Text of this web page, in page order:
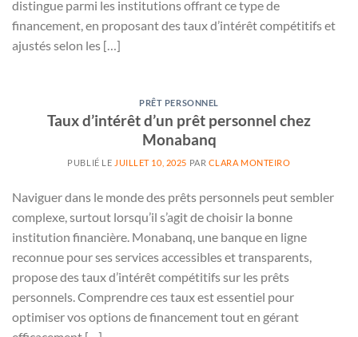
distingue parmi les institutions offrant ce type de
financement, en proposant des taux d’intérêt compétitifs et
ajustés selon les […]
PRÊT PERSONNEL
Taux d’intérêt d’un prêt personnel chez
Monabanq
PUBLIÉ LE JUILLET 10, 2025 PAR CLARA MONTEIRO
Naviguer dans le monde des prêts personnels peut sembler
complexe, surtout lorsqu’il s’agit de choisir la bonne
institution financière. Monabanq, une banque en ligne
reconnue pour ses services accessibles et transparents,
propose des taux d’intérêt compétitifs sur les prêts
personnels. Comprendre ces taux est essentiel pour
optimiser vos options de financement tout en gérant